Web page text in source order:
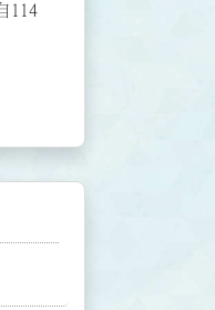
114